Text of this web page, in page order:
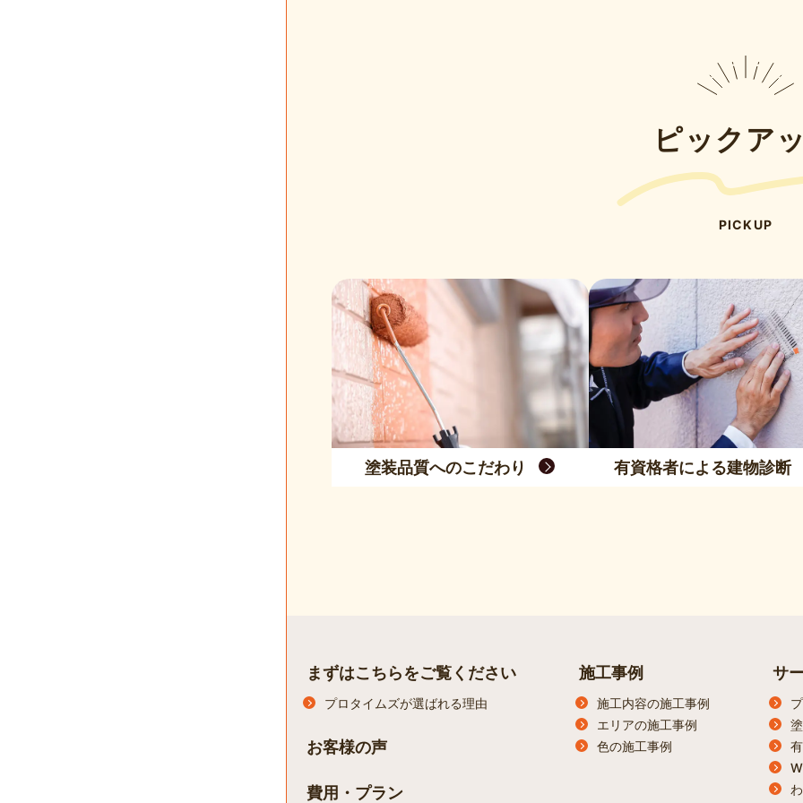
ピックア
PICKUP
塗装品質へのこだわり 有資格者による建物診断
まずはこちらをご覧ください
プロタイムズが選ばれる理由
お客様の声
費用・プラン
施工事例
施工内容の施工事例
エリアの施工事例
色の施工事例
サ